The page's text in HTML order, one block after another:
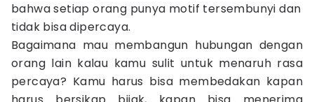
bahwa setiap orang punya motif tersembunyi dan
tidak bisa dipercaya.
Bagaimana mau membangun hubungan dengan
orang lain kalau kamu sulit untuk menaruh rasa
percaya? Kamu harus bisa membedakan kapan